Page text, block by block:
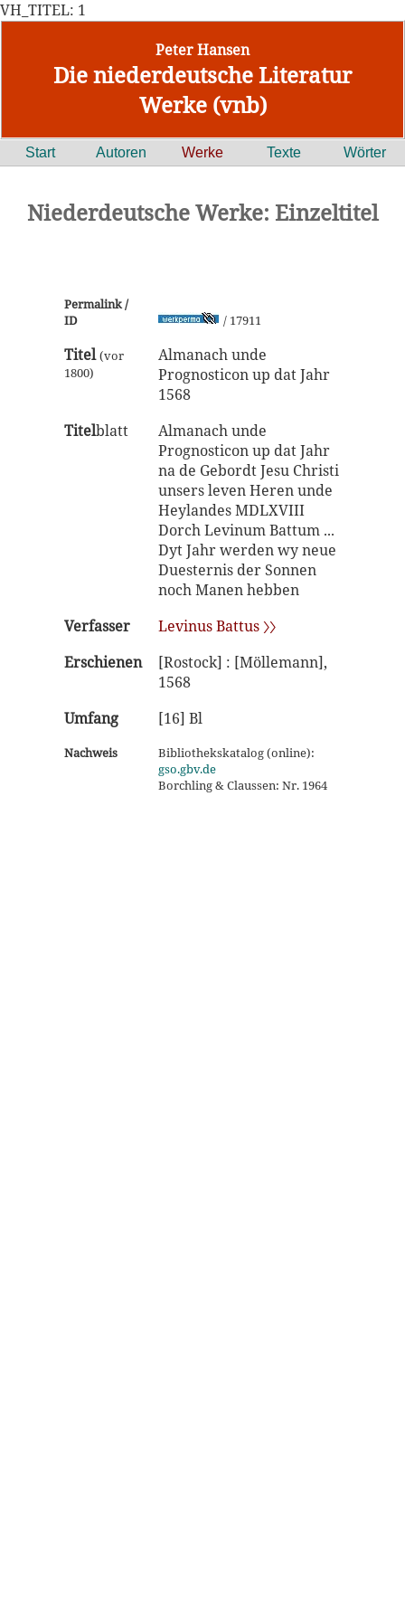
VH_TITEL: 1
Peter Hansen
Die niederdeutsche Literatur
Werke (vnb)
Start Autoren Werke Texte Wörter
Niederdeutsche Werke: Einzeltitel
Permalink /
ID
/ 17911
Titel (vor
1800)
Almanach unde
Prognosticon up dat Jahr
1568
Titelblatt
Almanach unde
Prognosticon up dat Jahr
na de Gebordt Jesu Christi
unsers leven Heren unde
Heylandes MDLXVIII
Dorch Levinum Battum ...
Dyt Jahr werden wy neue
Duesternis der Sonnen
noch Manen hebben
Verfasser
Levinus Battus 〉〉
Erschienen
[Rostock] : [Möllemann],
1568
Umfang
[16] Bl
Nachweis
Bibliothekskatalog (online):
gso.gbv.de
Borchling & Claussen: Nr. 1964